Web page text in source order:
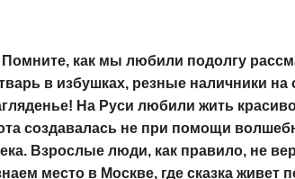
Помните, как мы любили подолгу
в избушках, резные наличники на
На Руси любили жить
создавалась не при помощи
Взрослые люди, как правило, не
место в Москве, где сказка живет